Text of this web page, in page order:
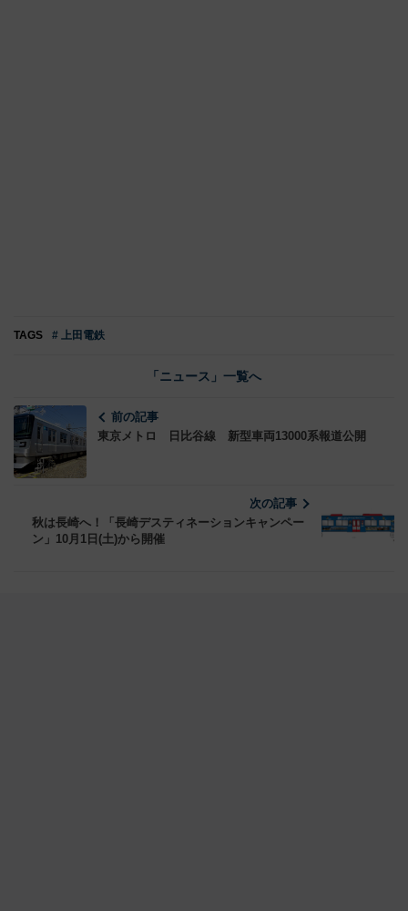
TAGS # 上田電鉄
「ニュース」一覧へ
前の記事
東京メトロ 日比谷線 新型車両13000系報道公開
次の記事
秋は長崎へ！「長崎デスティネーションキャンペー
ン」10月1日(土)から開催